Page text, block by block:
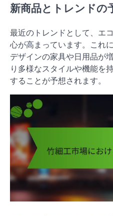
新商品とトレンドの
最近のトレンドとして、エ
心が高まっています。これ
デザインの家具や日用品が
り多様なスタイルや機能を
することが予想されます。